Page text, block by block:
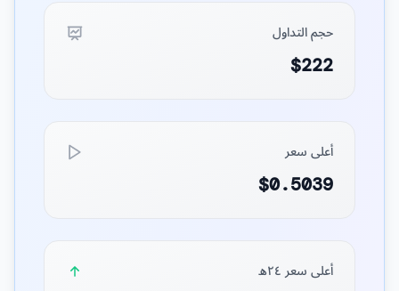
حجم التداول
$222
أعلى سعر
$0.5039
أعلى سعر ٢٤ه